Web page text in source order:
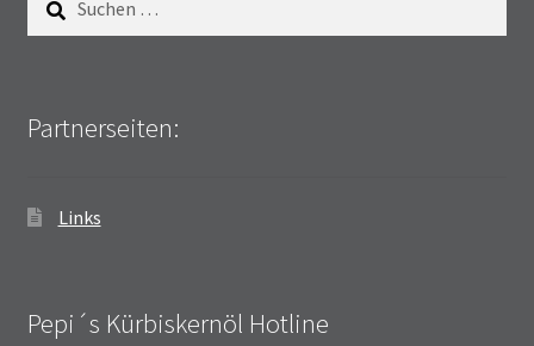
nach:
Partnerseiten:
Links
Pepi´s Kürbiskernöl Hotline